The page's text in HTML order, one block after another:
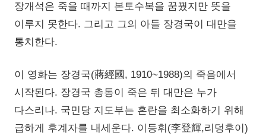
장개석은 죽을 때까지 본토수복을 꿈꿨지만 뜻을
이루지 못한다. 그리고 그의 아들 장경국이 대만을
통치한다.
이 영화는 장경국(蔣經國, 1910~1988)의 죽음에서
시작된다. 장경국 총통이 죽은 뒤 대만은 누가
다스리나. 국민당 지도부는 혼란을 최소화하기 위해
급하게 후계자를 내세운다. 이등휘(李登輝,리덩후이)